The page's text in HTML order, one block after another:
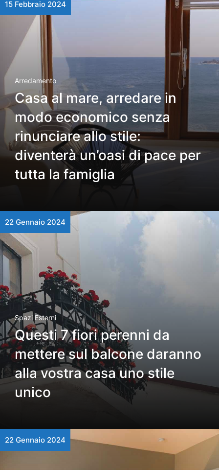
15 Febbraio 2024
Arredamento
Casa al mare, arredare in
modo economico senza
rinunciare allo stile:
diventerà un’oasi di pace per
tutta la famiglia
22 Gennaio 2024
Spazi Esterni
Questi 7 fiori perenni da
mettere sul balcone daranno
alla vostra casa uno stile
unico
22 Gennaio 2024